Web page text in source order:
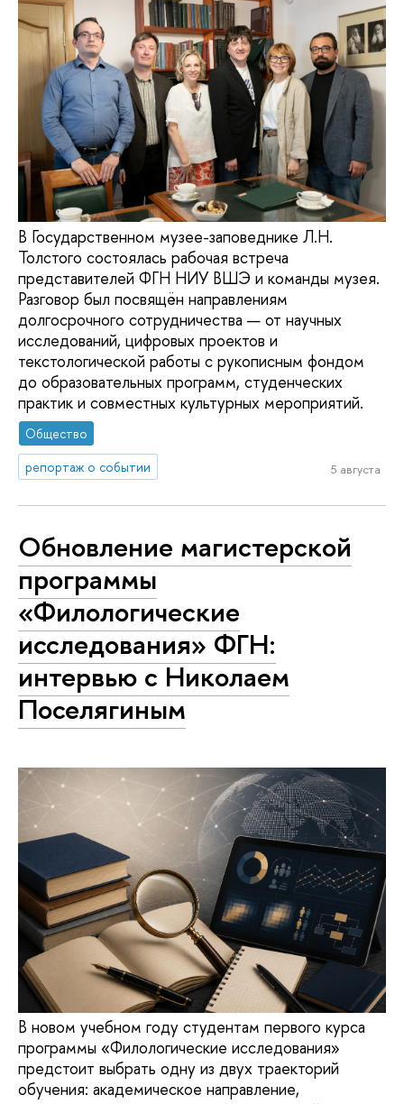
В Государственном музее-заповеднике Л.Н.
Толстого состоялась рабочая встреча
представителей ФГН НИУ ВШЭ и команды музея.
Разговор был посвящён направлениям
долгосрочного сотрудничества — от научных
исследований, цифровых проектов и
текстологической работы с рукописным фондом
до образовательных программ, студенческих
практик и совместных культурных мероприятий.
Общество
репортаж о событии
5 августа
Обновление магистерской
программы
«Филологические
исследования» ФГН:
интервью с Николаем
Поселягиным
В новом учебном году студентам первого курса
программы «Филологические исследования»
предстоит выбрать одну из двух траекторий
обучения: академическое направление,